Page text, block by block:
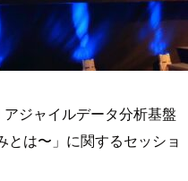
ジャイルデータ分析基盤
とは〜」に関するセッショ